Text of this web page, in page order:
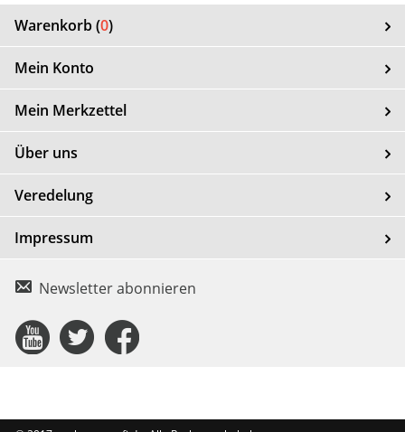
Warenkorb (0)
Mein Konto
Mein Merkzettel
Über uns
Veredelung
Impressum
Newsletter abonnieren
ConnectConnect
Connect